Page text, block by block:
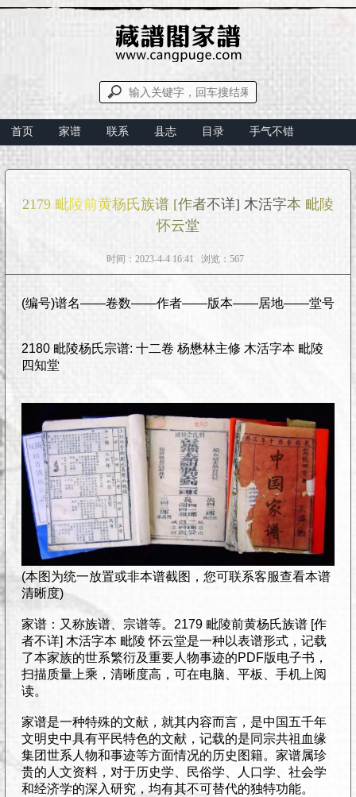
首页 家谱 联系 县志 目录 手气不错
2179 毗陵前黄杨氏族谱 [作者不详] 木活字本 毗陵
怀云堂
时间：2023-4-4 16:41 浏览：567
(编号)谱名——卷数——作者——版本——居地——堂号
2180 毗陵杨氏宗谱: 十二卷 杨懋林主修 木活字本 毗陵
四知堂
(本图为统一放置或非本谱截图，您可联系客服查看本谱
清晰度)
家谱：又称族谱、宗谱等。2179 毗陵前黄杨氏族谱 [作
者不详] 木活字本 毗陵 怀云堂是一种以表谱形式，记载
了本家族的世系繁衍及重要人物事迹的PDF版电子书，
扫描质量上乘，清晰度高，可在电脑、平板、手机上阅
读。
家谱是一种特殊的文献，就其内容而言，是中国五千年
文明史中具有平民特色的文献，记载的是同宗共祖血缘
集团世系人物和事迹等方面情况的历史图籍。家谱属珍
贵的人文资料，对于历史学、民俗学、人口学、社会学
和经济学的深入研究，均有其不可替代的独特功能。